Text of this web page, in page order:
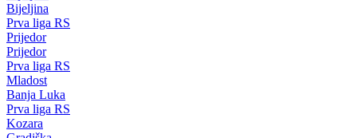
Bijeljina
Prva liga RS
Prijedor
Prijedor
Prva liga RS
Mladost
Banja Luka
Prva liga RS
Kozara